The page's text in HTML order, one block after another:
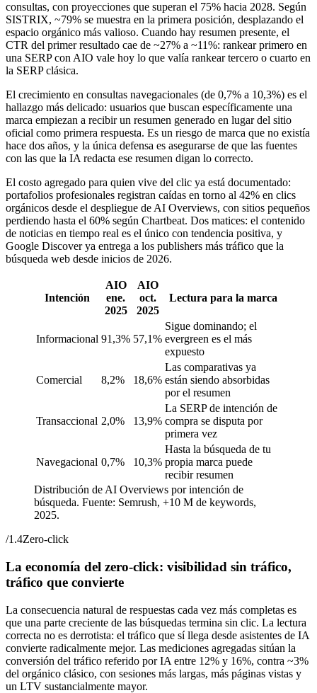
consultas, con proyecciones que superan el 75% hacia 2028. Según
SISTRIX, ~79% se muestra en la primera posición, desplazando el
espacio orgánico más valioso. Cuando hay resumen presente, el
CTR del primer resultado cae de ~27% a ~11%: rankear primero en
una SERP con AIO vale hoy lo que valía rankear tercero o cuarto en
la SERP clásica.
El crecimiento en consultas navegacionales (de 0,7% a 10,3%) es el
hallazgo más delicado: usuarios que buscan específicamente una
marca empiezan a recibir un resumen generado en lugar del sitio
oficial como primera respuesta. Es un riesgo de marca que no existía
hace dos años, y la única defensa es asegurarse de que las fuentes
con las que la IA redacta ese resumen digan lo correcto.
El costo agregado para quien vive del clic ya está documentado:
portafolios profesionales registran caídas en torno al 42% en clics
orgánicos desde el despliegue de AI Overviews, con sitios pequeños
perdiendo hasta el 60% según Chartbeat. Dos matices: el contenido
de noticias en tiempo real es el único con tendencia positiva, y
Google Discover ya entrega a los publishers más tráfico que la
búsqueda web desde inicios de 2026.
Intención
AIO
ene.
2025
AIO
oct.
2025
Lectura para la marca
Informacional 91,3% 57,1%
Sigue dominando; el
evergreen es el más
expuesto
Comercial 8,2% 18,6%
Las comparativas ya
están siendo absorbidas
por el resumen
Transaccional 2,0% 13,9%
La SERP de intención de
compra se disputa por
primera vez
Navegacional 0,7% 10,3%
Hasta la búsqueda de tu
propia marca puede
recibir resumen
Distribución de AI Overviews por intención de
búsqueda. Fuente: Semrush, +10 M de keywords,
2025.
/1.4Zero-click
La economía del zero-click: visibilidad sin tráfico,
tráfico que convierte
La consecuencia natural de respuestas cada vez más completas es
que una parte creciente de las búsquedas termina sin clic. La lectura
correcta no es derrotista: el tráfico que sí llega desde asistentes de IA
convierte radicalmente mejor. Las mediciones agregadas sitúan la
conversión del tráfico referido por IA entre 12% y 16%, contra ~3%
del orgánico clásico, con sesiones más largas, más páginas vistas y
un LTV sustancialmente mayor.